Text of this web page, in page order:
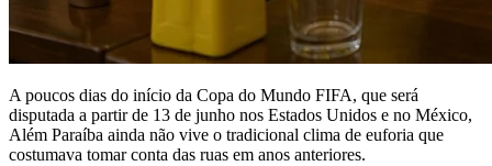
A poucos dias do início da Copa do Mundo FIFA, que será
disputada a partir de 13 de junho nos Estados Unidos e no México,
Além Paraíba ainda não vive o tradicional clima de euforia que
costumava tomar conta das ruas em anos anteriores.